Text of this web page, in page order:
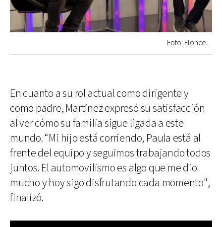
Foto: Elonce.
En cuanto a su rol actual como dirigente y
como padre, Martínez expresó su satisfacción
al ver cómo su familia sigue ligada a este
mundo. “Mi hijo está corriendo, Paula está al
frente del equipo y seguimos trabajando todos
juntos. El automovilismo es algo que me dio
mucho y hoy sigo disfrutando cada momento",
finalizó.